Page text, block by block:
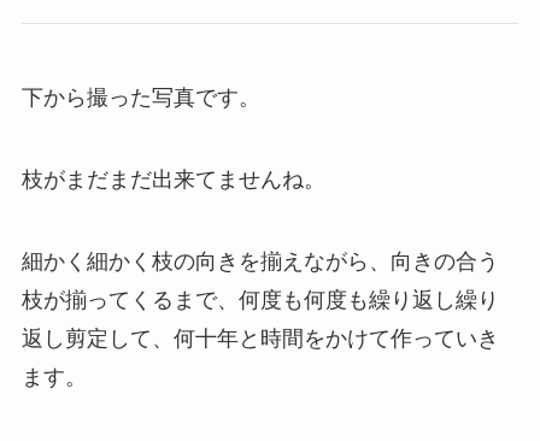
下から撮った写真です。
枝がまだまだ出来てませんね。
細かく細かく枝の向きを揃えながら、向きの合う
枝が揃ってくるまで、何度も何度も繰り返し繰り
返し剪定して、何十年と時間をかけて作っていき
ます。